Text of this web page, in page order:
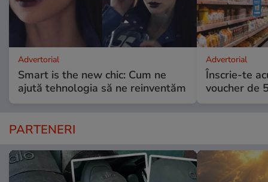
Advertorial
Smart is the new chic: Cum ne
ajută tehnologia să ne reinventăm
Advertorial
Înscrie-te
voucher de
PARTENERI